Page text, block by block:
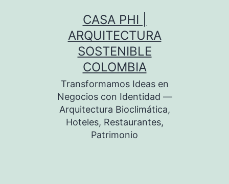
CASA PHI |
ARQUITECTURA
SOSTENIBLE
COLOMBIA
Transformamos Ideas en
Negocios con Identidad —
Arquitectura Bioclimática,
Hoteles, Restaurantes,
Patrimonio